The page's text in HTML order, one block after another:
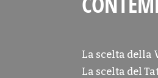
La scelta della
La scelta del